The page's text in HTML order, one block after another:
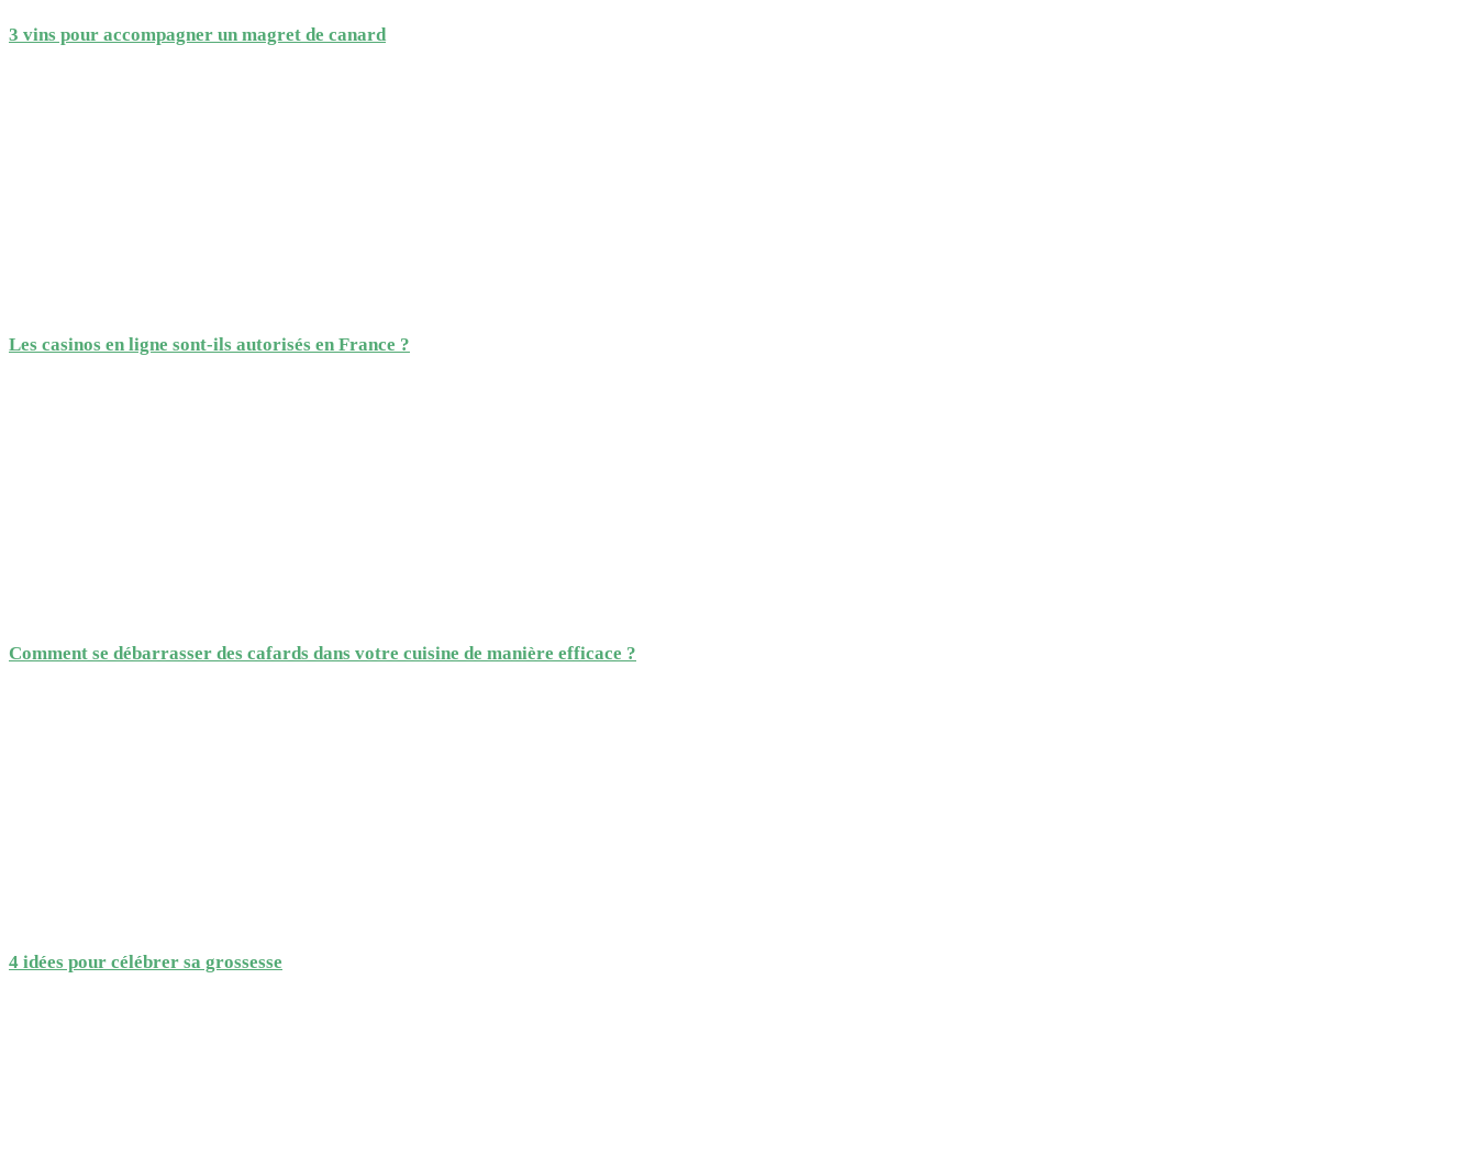
3 vins pour accompagner un magret de canard
Les casinos en ligne sont-ils autorisés en France ?
Comment se débarrasser des cafards dans votre cuisine de manière efficace ?
4 idées pour célébrer sa grossesse